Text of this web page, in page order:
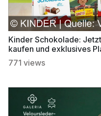
Kinder Schokolade:
kaufen und exklusives
771 views